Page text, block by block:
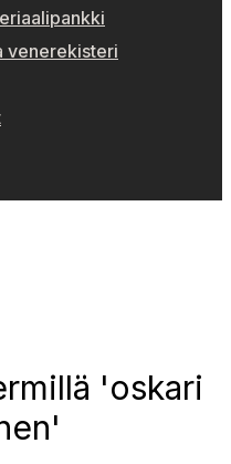
venerekisteri
'oskari